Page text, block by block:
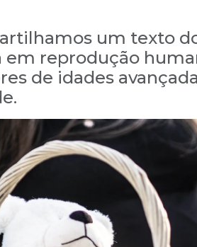
um texto
em reprodução
de idades